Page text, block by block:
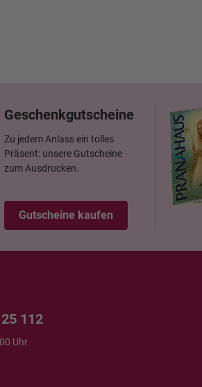
Geschenkgutscheine
Zu jedem Anlass ein tolles
Präsent: unsere Gutscheine
zum Ausdrucken.
Gutscheine kaufen
112
Uhr